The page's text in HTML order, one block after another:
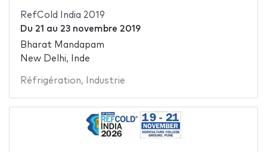
RefCold India 2019
Du 21 au 23 novembre 2019
Bharat Mandapam
New Delhi, Inde
Réfrigération, Industrie